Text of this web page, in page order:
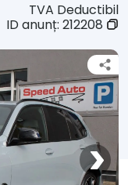
TVA Deductibil
ID anunț: 212208